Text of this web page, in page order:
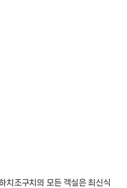
치조구치의 모든 객실은 최신식